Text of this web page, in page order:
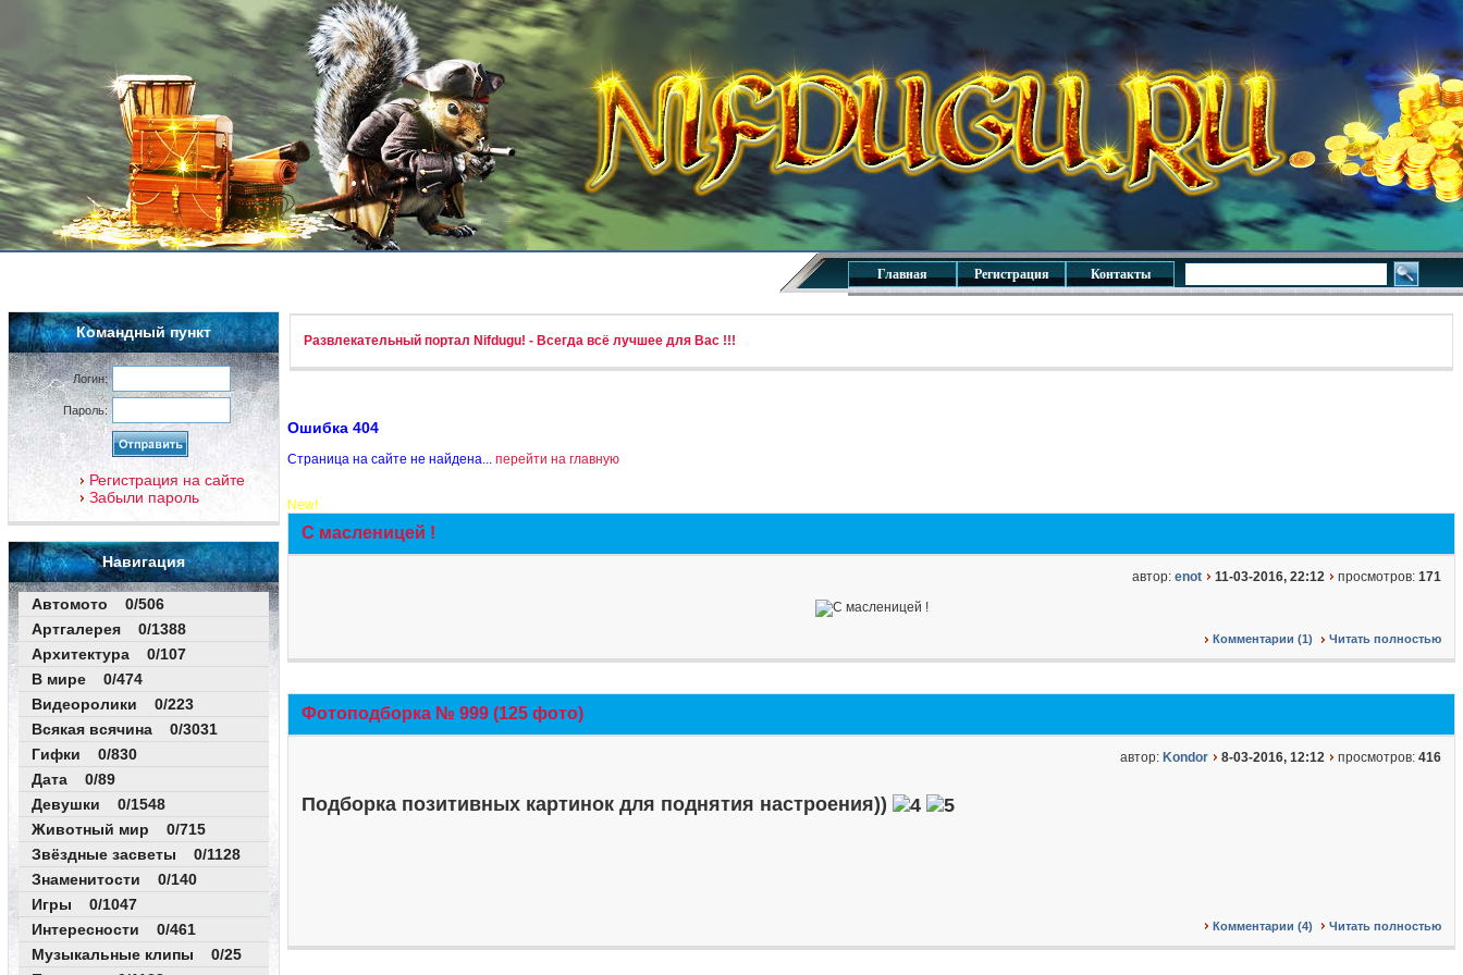
Главная Регистрация Контакты
Командный пункт
Логин:
Пароль:
Регистрация на сайте
Забыли пароль
Навигация
Автомото 0/506
Артгалерея 0/1388
Архитектура 0/107
В мире 0/474
Видеоролики 0/223
Всякая всячина 0/3031
Гифки 0/830
Дата 0/89
Девушки 0/1548
Животный мир 0/715
Звёздные засветы 0/1128
Знаменитости 0/140
Игры 0/1047
Интересности 0/461
Музыкальные клипы 0/25
Развлекательный портал Nifdugu! - Всегда всё лучшее для Вас !!!
Ошибка 404
Страница на сайте не найдена... перейти на главную
New!
С масленицей !
автор: enot 11-03-2016, 22:12 просмотров: 171
Комментарии (1) Читать полностью
Фотоподборка № 999 (125 фото)
автор: Kondor 8-03-2016, 12:12 просмотров: 416
Подборка позитивных картинок для поднятия настроения))
Комментарии (4) Читать полностью